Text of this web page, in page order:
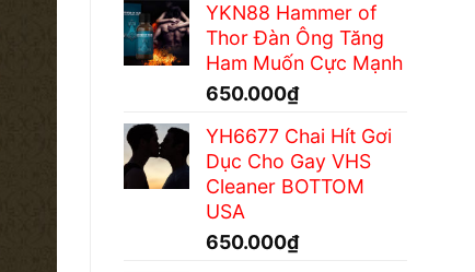
YKN88 Hammer of
Thor Đàn Ông Tăng
Ham Muốn Cực Mạnh
650.000₫
YH6677 Chai Hít Gơi
Dục Cho Gay VHS
Cleaner BOTTOM
USA
650.000₫